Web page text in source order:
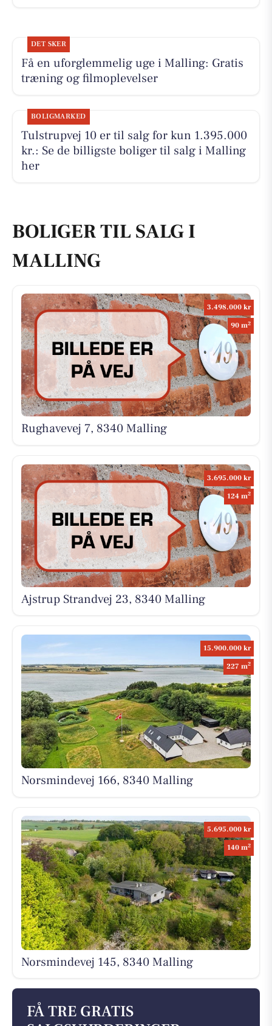
DET SKER
Få en uforglemmelig uge i Malling: Gratis
træning og filmoplevelser
BOLIGMARKED
Tulstrupvej 10 er til salg for kun 1.395.000
kr.: Se de billigste boliger til salg i Malling
her
BOLIGER TIL SALG I
MALLING
3.498.000 kr
90 m2
Rughavevej 7, 8340 Malling
3.695.000 kr
124 m2
Ajstrup Strandvej 23, 8340 Malling
15.900.000 kr
227 m2
Norsmindevej 166, 8340 Malling
5.695.000 kr
140 m2
Norsmindevej 145, 8340 Malling
FÅ TRE GRATIS